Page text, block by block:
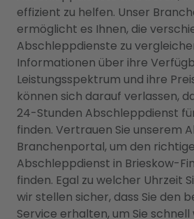
effizient zu helfen. Unser
ermöglicht es Ihnen, die
Abschleppdienste zu
Informationen über ihre
Leistungsspektrum und ihre
können sich darauf verlassen,
24-Stunden Abschleppdienst
finden. Vertrauen Sie unserem
Branchenportal, um den
Abschleppdienst in Brieskow-
finden. Egal zu welcher Uhrzeit
wir stellen sicher, dass Sie den
Service erhalten, um Sie